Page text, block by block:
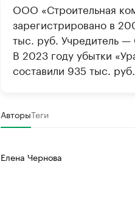
ООО «Строительная
зарегистрировано в
тыс. руб. Учредитель
В 2023 году убытки
составили 935 тыс.
АвторыТеги
Елена Чернова